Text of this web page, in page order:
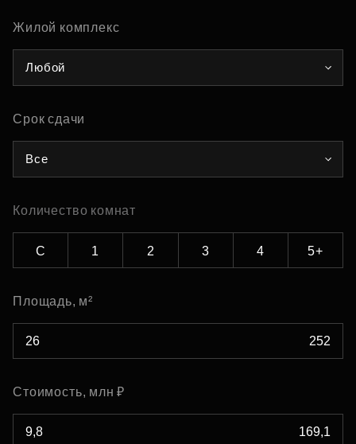
Жилой комплекс
Любой
Срок сдачи
Все
Количество комнат
С 1 2 3 4 5+
Площадь, м²
Стоимость, млн ₽